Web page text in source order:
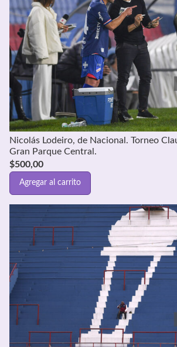
Nicolás Lodeiro, de Nacional. Torneo
Gran Parque Central.
$500,00
Agregar al carrito